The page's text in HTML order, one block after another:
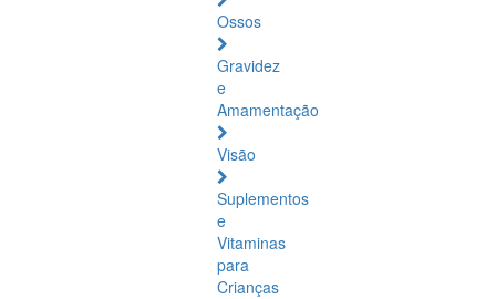
Ossos
Gravidez
e
Amamentação
Visão
Suplementos
e
Vitaminas
para
Crianças